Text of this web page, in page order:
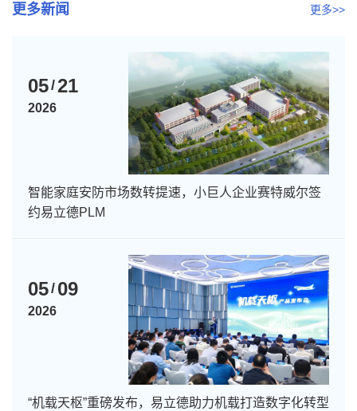
更多新闻 更多>>
05/21
2026
智能家庭安防市场数转提速，小巨人企业赛特威尔签
约易立德PLM
05/ 09
2026
“机载天枢”重磅发布，易立德助力机载打造数字化转型